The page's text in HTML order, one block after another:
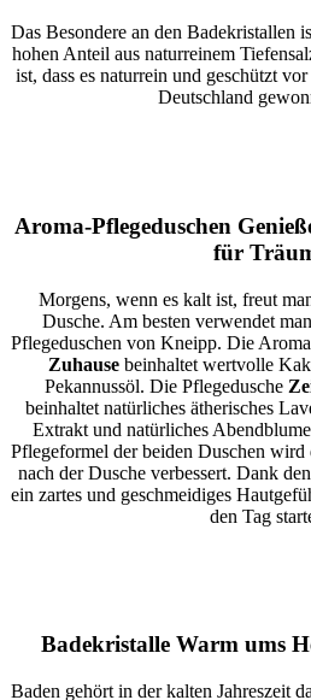
Das Besondere an den Badekristallen
hohen Anteil aus naturreinem
ist, dass es naturrein und geschützt
Deutschland
Aroma-Pflegeduschen
für
Morgens, wenn es kalt ist, freut
Dusche. Am besten verwendet
Pflegeduschen von Kneipp. Die
Zuhausebeinhaltet wertvolle
Pekannussöl. Die Pflegedusche
beinhaltet natürliches ätherisches
Extrakt und natürliches
Pflegeformel der beiden Duschen
nach der Dusche verbessert. Dank
ein zartes und geschmeidiges
den Tag
Badekristalle Warm ums
Baden gehört in der kalten Jahreszeit